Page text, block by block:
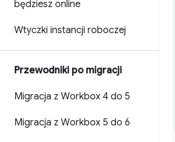
będziesz online
Wtyczki instancji roboczej
Przewodniki po migracji
Migracja z Workbox 4 do 5
Migracja z Workbox 5 do 6